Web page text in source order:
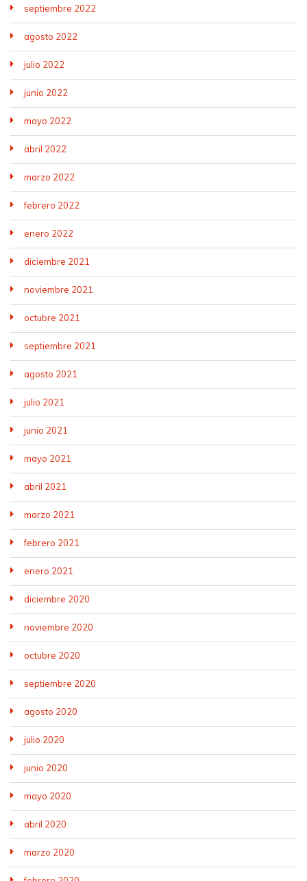
septiembre 2022
agosto 2022
julio 2022
junio 2022
mayo 2022
abril 2022
marzo 2022
febrero 2022
enero 2022
diciembre 2021
noviembre 2021
octubre 2021
septiembre 2021
agosto 2021
julio 2021
junio 2021
mayo 2021
abril 2021
marzo 2021
febrero 2021
enero 2021
diciembre 2020
noviembre 2020
octubre 2020
septiembre 2020
agosto 2020
julio 2020
junio 2020
mayo 2020
abril 2020
marzo 2020